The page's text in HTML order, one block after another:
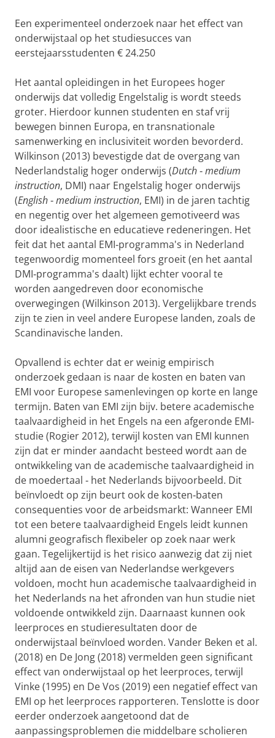
Een experimenteel onderzoek naar het effect van
onderwijstaal op het studiesucces van
eerstejaarsstudenten € 24.250
Het aantal opleidingen in het Europees hoger
onderwijs dat volledig Engelstalig is wordt steeds
groter. Hierdoor kunnen studenten en staf vrij
bewegen binnen Europa, en transnationale
samenwerking en inclusiviteit worden bevorderd.
Wilkinson (2013) bevestigde dat de overgang van
Nederlandstalig hoger onderwijs (Dutch‐medium
instruction, DMI) naar Engelstalig hoger onderwijs
(English‐medium instruction, EMI) in de jaren tachtig
en negentig over het algemeen gemotiveerd was
door idealistische en educatieve redeneringen. Het
feit dat het aantal EMI‐programma's in Nederland
tegenwoordig momenteel fors groeit (en het aantal
DMI‐programma's daalt) lijkt echter vooral te
worden aangedreven door economische
overwegingen (Wilkinson 2013). Vergelijkbare trends
zijn te zien in veel andere Europese landen, zoals de
Scandinavische landen.
Opvallend is echter dat er weinig empirisch
onderzoek gedaan is naar de kosten en baten van
EMI voor Europese samenlevingen op korte en lange
termijn. Baten van EMI zijn bijv. betere academische
taalvaardigheid in het Engels na een afgeronde EMI‐
studie (Rogier 2012), terwijl kosten van EMI kunnen
zijn dat er minder aandacht besteed wordt aan de
ontwikkeling van de academische taalvaardigheid in
de moedertaal ‐ het Nederlands bijvoorbeeld. Dit
beïnvloedt op zijn beurt ook de kosten‐baten
consequenties voor de arbeidsmarkt: Wanneer EMI
tot een betere taalvaardigheid Engels leidt kunnen
alumni geografisch flexibeler op zoek naar werk
gaan. Tegelijkertijd is het risico aanwezig dat zij niet
altijd aan de eisen van Nederlandse werkgevers
voldoen, mocht hun academische taalvaardigheid in
het Nederlands na het afronden van hun studie niet
voldoende ontwikkeld zijn. Daarnaast kunnen ook
leerproces en studieresultaten door de
onderwijstaal beïnvloed worden. Vander Beken et al.
(2018) en De Jong (2018) vermelden geen significant
effect van onderwijstaal op het leerproces, terwijl
Vinke (1995) en De Vos (2019) een negatief effect van
EMI op het leerproces rapporteren. Tenslotte is door
eerder onderzoek aangetoond dat de
aanpassingsproblemen die middelbare scholieren